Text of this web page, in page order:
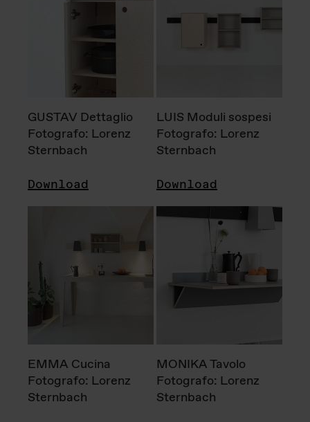
GUSTAV Dettaglio
Fotografo: Lorenz
Sternbach
Download
LUIS Moduli sospesi
Fotografo: Lorenz
Sternbach
Download
EMMA Cucina
Fotografo: Lorenz
Sternbach
MONIKA Tavolo
Fotografo: Lorenz
Sternbach